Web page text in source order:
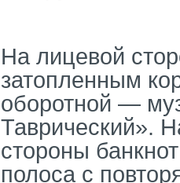
На лицевой
затопленным
оборотной —
Таврический».
стороны
полоса с